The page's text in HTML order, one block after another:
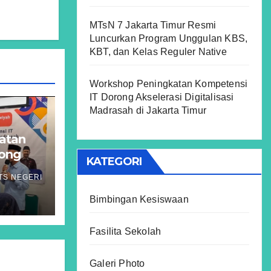
NEGERI
MTsN 7 Jakarta Timur Resmi
Luncurkan Program Unggulan KBS,
KBT, dan Kelas Reguler Native
Workshop Peningkatan Kompetensi
IT Dorong Akselerasi Digitalisasi
Madrasah di Jakarta Timur
KATEGORI
Bimbingan Kesiswaan
Fasilita Sekolah
Galeri Photo